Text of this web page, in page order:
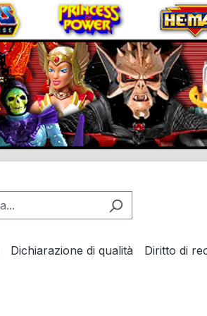
Dichiarazione di qualità Diritto di